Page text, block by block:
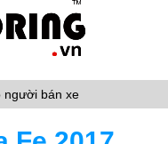
người bán xe